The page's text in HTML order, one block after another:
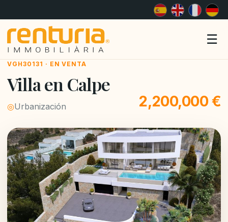
☰
VGH30131 · EN VENTA
Villa en Calpe
◎Urbanización 2,200,000 €